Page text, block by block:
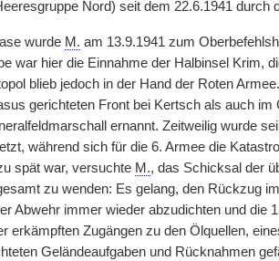
Nord) seit dem 22.6.1941 durch
wurde M. am 13.9.1941 zum
war hier die Einnahme der Halbinsel Krim,
blieb jedoch in der Hand der Roten
gerichteten Front bei Kertsch als auch
ernannt. Zeitweilig wurde
während sich für die 6. Armee die
spät war, versuchte M., das Schicksal der
zu wenden: Es gelang, den Rückzug
Abwehr immer wieder abzudichten und die
erkämpften Zugängen zu den Ölquellen,
Geländeaufgaben und Rücknahmen